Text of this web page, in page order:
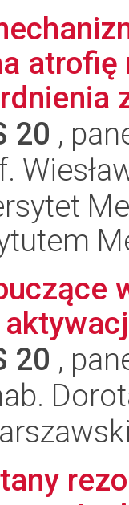
20 ,
20 ,